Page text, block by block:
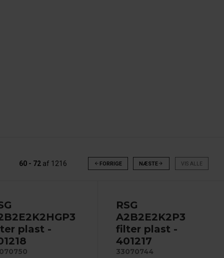
60 - 72af 1216 arrow_back FORRIGE NÆSTEarrow_forward VIS ALLE
plast -
RSG
A2B2E2K2P3
filter plast -
401217
33070744